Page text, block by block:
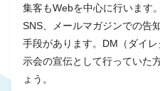
集客もWebを中心に行います
SNS、メールマガジンでの告
手段があります。DM（ダイ
示会の宣伝として行っていた
ょう。